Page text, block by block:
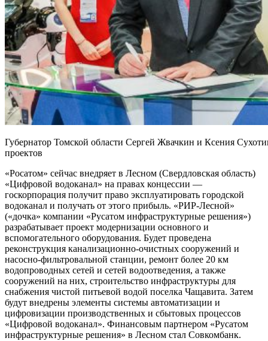
Губернатор Томской области Сергей Жвачкин и Ксения
проектов
«Росатом» сейчас внедряет в Лесном (Свердловская область)
«Цифровой водоканал» на правах концессии —
госкорпорация получит право эксплуатировать городской
водоканал и получать от этого прибыль. «РИР-Лесной»
(«дочка» компании «Русатом инфраструктурные решения»)
разрабатывает проект модернизации основного и
вспомогательного оборудования. Будет проведена
реконструкция канализационно-очистных сооружений и
насосно-фильтровальной станции, ремонт более 20 км
водопроводных сетей и сетей водоотведения, а также
сооружений на них, строительство инфраструктуры для
снабжения чистой питьевой водой поселка Чащавита. Затем
будут внедрены элементы системы автоматизации и
цифровизации производственных и сбытовых процессов
«Цифровой водоканал». Финансовым партнером «Русатом
инфраструктурные решения» в Лесном стал Совкомбанк.